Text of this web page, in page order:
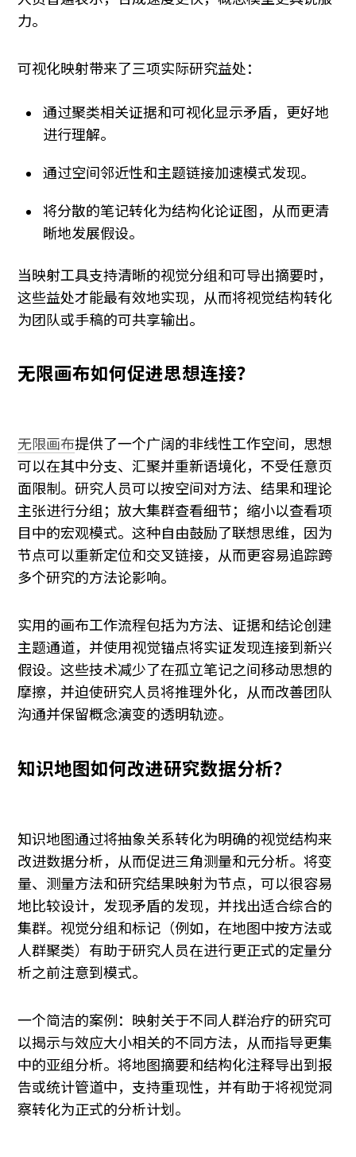
力。
可视化映射带来了三项实际研究益处：
通过聚类相关证据和可视化显示矛盾，更好地
进行理解。
通过空间邻近性和主题链接加速模式发现。
将分散的笔记转化为结构化论证图，从而更清
晰地发展假设。
当映射工具支持清晰的视觉分组和可导出摘要时，
这些益处才能最有效地实现，从而将视觉结构转化
为团队或手稿的可共享输出。
无限画布如何促进思想连接？
无限画布提供了一个广阔的非线性工作空间，思想
可以在其中分支、汇聚并重新语境化，不受任意页
面限制。研究人员可以按空间对方法、结果和理论
主张进行分组；放大集群查看细节；缩小以查看项
目中的宏观模式。这种自由鼓励了联想思维，因为
节点可以重新定位和交叉链接，从而更容易追踪跨
多个研究的方法论影响。
实用的画布工作流程包括为方法、证据和结论创建
主题通道，并使用视觉锚点将实证发现连接到新兴
假设。这些技术减少了在孤立笔记之间移动思想的
摩擦，并迫使研究人员将推理外化，从而改善团队
沟通并保留概念演变的透明轨迹。
知识地图如何改进研究数据分析？
知识地图通过将抽象关系转化为明确的视觉结构来
改进数据分析，从而促进三角测量和元分析。将变
量、测量方法和研究结果映射为节点，可以很容易
地比较设计，发现矛盾的发现，并找出适合综合的
集群。视觉分组和标记（例如，在地图中按方法或
人群聚类）有助于研究人员在进行更正式的定量分
析之前注意到模式。
一个简洁的案例：映射关于不同人群治疗的研究可
以揭示与效应大小相关的不同方法，从而指导更集
中的亚组分析。将地图摘要和结构化注释导出到报
告或统计管道中，支持重现性，并有助于将视觉洞
察转化为正式的分析计划。